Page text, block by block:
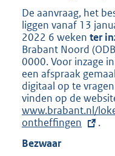
De aanvraag, het
liggen vanaf 13
2022 6 weken ter
Brabant Noord
0000. Voor inzage
een afspraak
digitaal op te
vinden op de
www.brabant.nl/
ontheffingen
.
Bezwaar